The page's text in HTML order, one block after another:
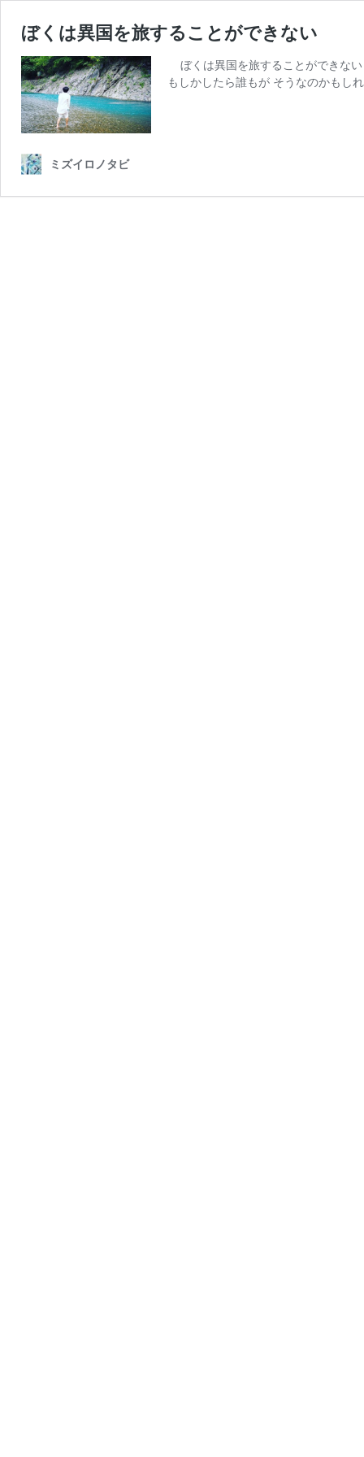
ぼくは異国を旅することができない
ぼくは異国を旅することができな
もしかしたら誰もが そうなのかもし
ミズイロノタビ